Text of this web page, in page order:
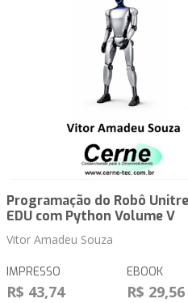
Programação do Robô
EDU com Python Volume V
Vitor Amadeu Souza
IMPRESSO
R$ 43,74
EBOOK
R$ 29,56